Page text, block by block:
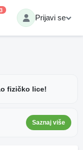
3
Prijavi se
fizičko lice!
Saznaj više